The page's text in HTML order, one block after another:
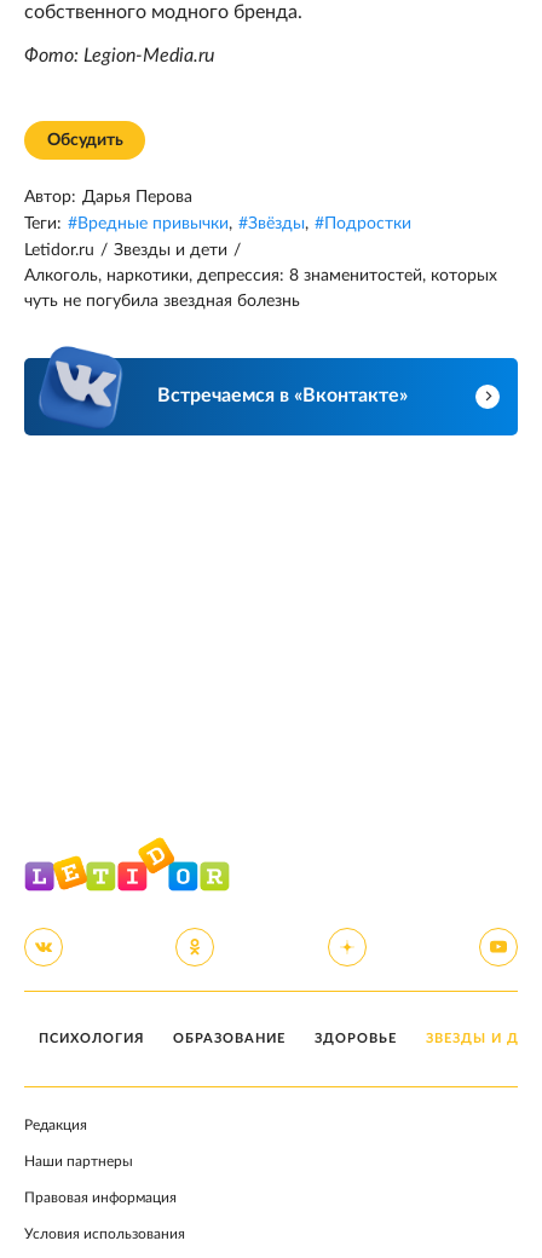
собственного модного бренда.
Фото: Legion-Media.ru
Обсудить
Автор: Дарья Перова
Теги: #Вредные привычки, #Звёзды, #Подростки
Letidor.ru / Звезды и дети /
Алкоголь, наркотики, депрессия: 8 знаменитостей, которых
чуть не погубила звездная болезнь
Встречаемся в «Вконтакте»
ПСИХОЛОГИЯ ОБРАЗОВАНИЕ ЗДОРОВЬЕ ЗВЕЗДЫ И
Редакция
Наши партнеры
Правовая информация
Условия использования